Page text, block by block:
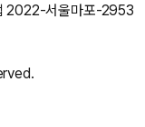
2022-서울마포-2953